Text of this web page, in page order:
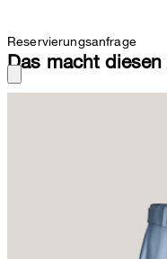
Reservierungsanfrage
Das macht